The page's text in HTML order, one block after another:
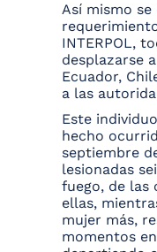
Así mismo
INTERPOL,
desplazarse
Ecuador,
a las
Este
hecho
septiembre
lesionadas
fuego, de las
ellas,
mujer más,
momentos